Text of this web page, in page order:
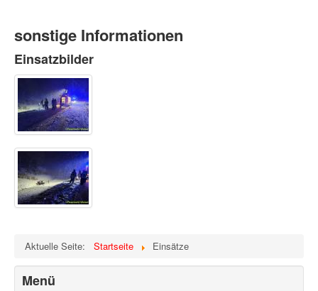
sonstige Informationen
Einsatzbilder
Aktuelle Seite: Startseite Einsätze
Menü